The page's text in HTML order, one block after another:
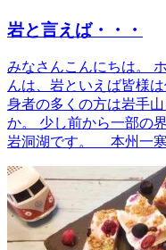
岩と言えば・・・
みなさんこんにちは。
んは、岩といえば皆様
身者の多くの方は岩手
か。 少し前から一部の
岩洞湖です。 本州一